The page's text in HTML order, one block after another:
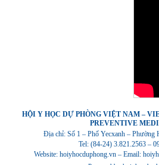
HỘI Y HỌC DỰ PHÒNG VIỆT NAM –
PREVENTIVE
Địa chỉ: Số 1 – Phố Yecxanh – Phường
Tel: (84-24) 3.821.2563 –
Website: hoiyhocduphong.vn – Email: